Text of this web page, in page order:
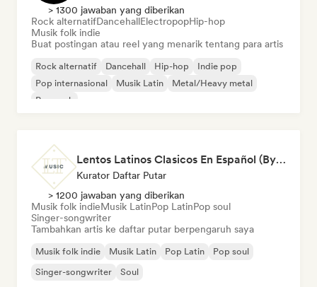
> 1300 jawaban yang diberikan
Rock alternatifDancehallElectropopHip-hop
Musik folk indie
Buat postingan atau reel yang menarik tentang para artis
Rock alternatif Dancehall Hip-hop
Indie pop
Pop internasional
Musik Latin
Metal/Heavy metal
Pop rock
Lentos Latinos Clasicos En Español (By LTMusic)
Kurator Daftar Putar
> 1200 jawaban yang diberikan
Musik folk indieMusik LatinPop LatinPop soul
Singer-songwriter
Tambahkan artis ke daftar putar berpengaruh saya
Musik folk indie Musik Latin Pop Latin
Pop soul
Singer-songwriter
Soul